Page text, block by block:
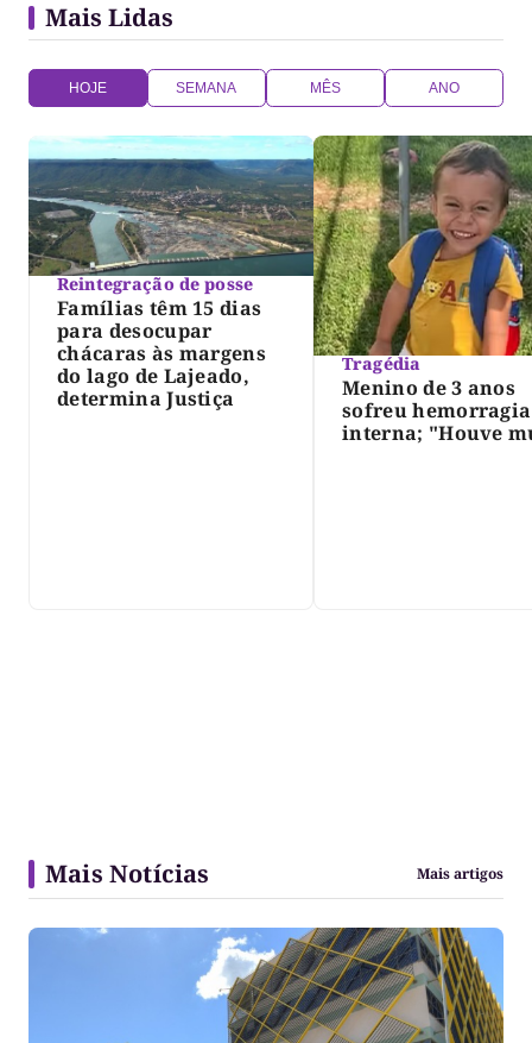
Mais Lidas
HOJE SEMANA MÊS ANO
Reintegração de posse
Famílias têm 15 dias
para desocupar
chácaras às margens
do lago de Lajeado,
determina Justiça
Tragédia
Menino de 3 anos
sofreu hemorragia
interna; "Houve
Mais Notícias Mais artigos